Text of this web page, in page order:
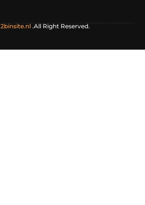
2binsite.nl.All Right Reserved.